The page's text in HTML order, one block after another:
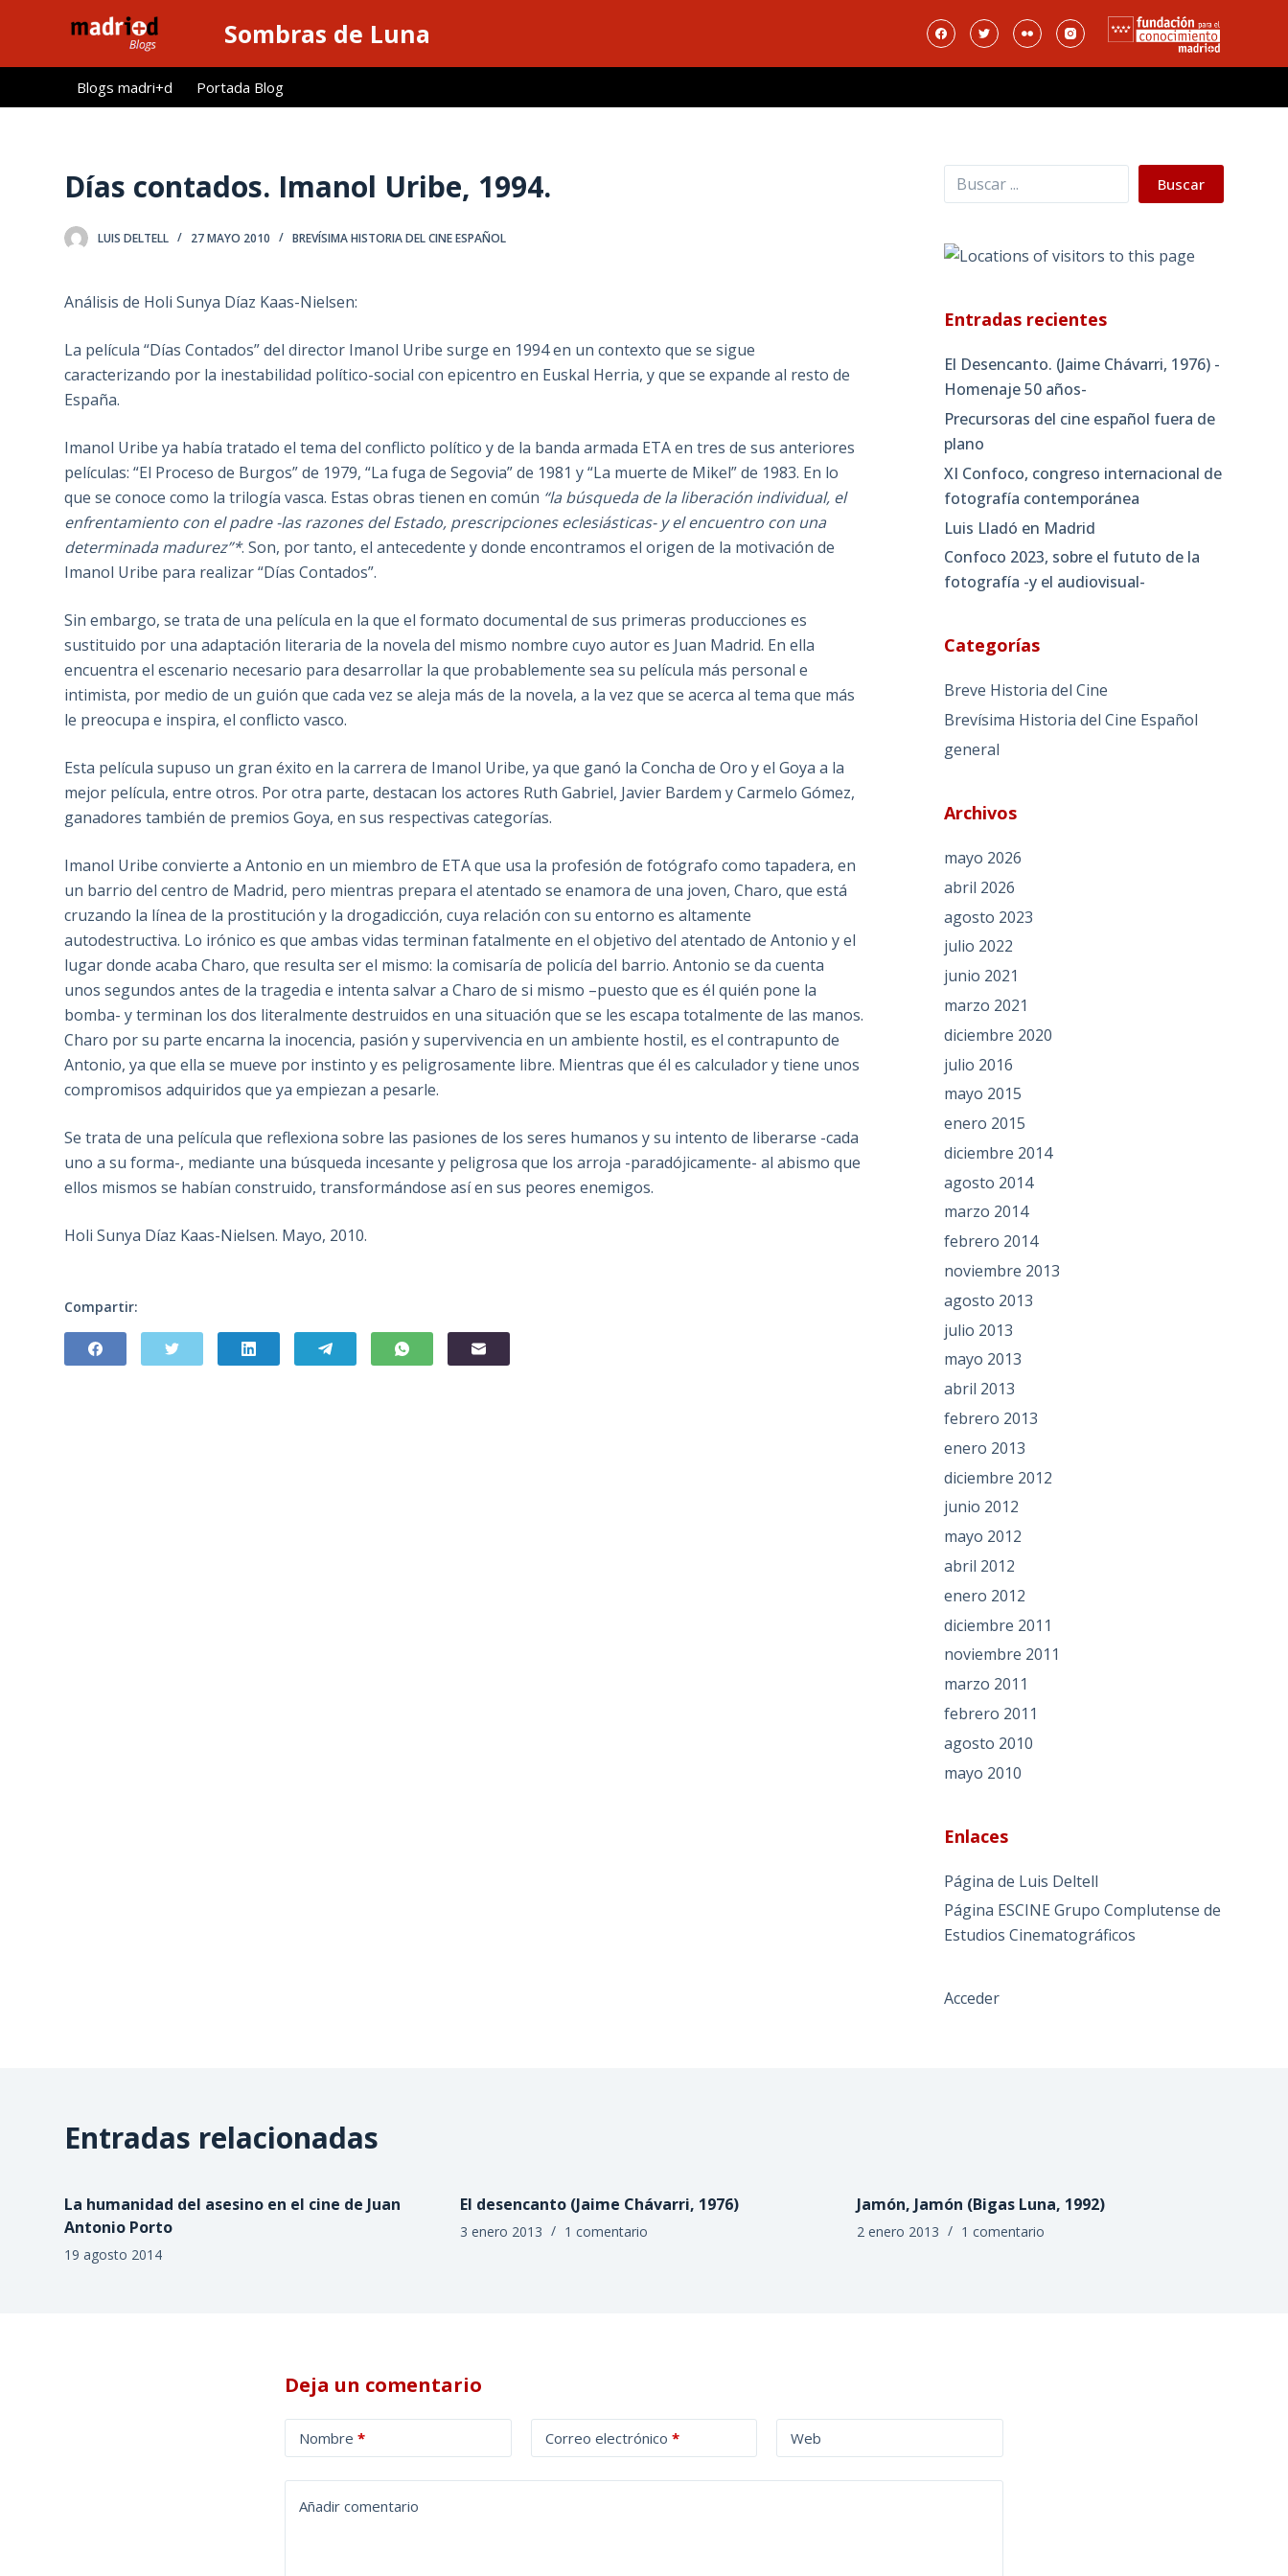
l
Sombras de Luna
Blogs madri+d Portada Blog
Días contados. Imanol Uribe, 1994.
LUIS DELTELL 27 MAYO 2010 BREVÍSIMA HISTORIA DEL CINE ESPAÑOL
Análisis de Holi Sunya Díaz Kaas-Nielsen:
La película “Días Contados” del director Imanol Uribe surge en 1994 en un contexto que se sigue
caracterizando por la inestabilidad político-social con epicentro en Euskal Herria, y que se expande al resto de
España.
Imanol Uribe ya había tratado el tema del conflicto político y de la banda armada ETA en tres de sus anteriores
películas: “El Proceso de Burgos” de 1979, “La fuga de Segovia” de 1981 y “La muerte de Mikel” de 1983. En lo
que se conoce como la trilogía vasca. Estas obras tienen en común “la búsqueda de la liberación individual, el
enfrentamiento con el padre -las razones del Estado, prescripciones eclesiásticas- y el encuentro con una
determinada madurez”*. Son, por tanto, el antecedente y donde encontramos el origen de la motivación de
Imanol Uribe para realizar “Días Contados”.
Sin embargo, se trata de una película en la que el formato documental de sus primeras producciones es
sustituido por una adaptación literaria de la novela del mismo nombre cuyo autor es Juan Madrid. En ella
encuentra el escenario necesario para desarrollar la que probablemente sea su película más personal e
intimista, por medio de un guión que cada vez se aleja más de la novela, a la vez que se acerca al tema que más
le preocupa e inspira, el conflicto vasco.
Esta película supuso un gran éxito en la carrera de Imanol Uribe, ya que ganó la Concha de Oro y el Goya a la
mejor película, entre otros. Por otra parte, destacan los actores Ruth Gabriel, Javier Bardem y Carmelo Gómez,
ganadores también de premios Goya, en sus respectivas categorías.
Imanol Uribe convierte a Antonio en un miembro de ETA que usa la profesión de fotógrafo como tapadera, en
un barrio del centro de Madrid, pero mientras prepara el atentado se enamora de una joven, Charo, que está
cruzando la línea de la prostitución y la drogadicción, cuya relación con su entorno es altamente
autodestructiva. Lo irónico es que ambas vidas terminan fatalmente en el objetivo del atentado de Antonio y el
lugar donde acaba Charo, que resulta ser el mismo: la comisaría de policía del barrio. Antonio se da cuenta
unos segundos antes de la tragedia e intenta salvar a Charo de si mismo –puesto que es él quién pone la
bomba- y terminan los dos literalmente destruidos en una situación que se les escapa totalmente de las manos.
Charo por su parte encarna la inocencia, pasión y supervivencia en un ambiente hostil, es el contrapunto de
Antonio, ya que ella se mueve por instinto y es peligrosamente libre. Mientras que él es calculador y tiene unos
compromisos adquiridos que ya empiezan a pesarle.
Se trata de una película que reflexiona sobre las pasiones de los seres humanos y su intento de liberarse -cada
uno a su forma-, mediante una búsqueda incesante y peligrosa que los arroja -paradójicamente- al abismo que
ellos mismos se habían construido, transformándose así en sus peores enemigos.
Holi Sunya Díaz Kaas-Nielsen. Mayo, 2010.
Compartir:
Buscar Buscar
Entradas recientes
El Desencanto. (Jaime Chávarri, 1976) -
Homenaje 50 años-
Precursoras del cine español fuera de
plano
XI Confoco, congreso internacional de
fotografía contemporánea
Luis Lladó en Madrid
Confoco 2023, sobre el fututo de la
fotografía -y el audiovisual-
Categorías
Breve Historia del Cine
Brevísima Historia del Cine Español
general
Archivos
mayo 2026
abril 2026
agosto 2023
julio 2022
junio 2021
marzo 2021
diciembre 2020
julio 2016
mayo 2015
enero 2015
diciembre 2014
agosto 2014
marzo 2014
febrero 2014
noviembre 2013
agosto 2013
julio 2013
mayo 2013
abril 2013
febrero 2013
enero 2013
diciembre 2012
junio 2012
mayo 2012
abril 2012
enero 2012
diciembre 2011
noviembre 2011
marzo 2011
febrero 2011
agosto 2010
mayo 2010
Enlaces
Página de Luis Deltell
Página ESCINE Grupo Complutense de
Estudios Cinematográficos
Acceder
Entradas relacionadas
La humanidad del asesino en el cine de Juan
Antonio Porto
19 agosto 2014
El desencanto (Jaime Chávarri, 1976)
3 enero 2013 1 comentario
Jamón, Jamón (Bigas Luna, 1992)
2 enero 2013 1 comentario
Deja un comentario
Nombre * Correo electrónico * Web
Añadir comentario
l
t